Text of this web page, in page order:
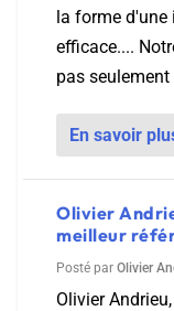
la forme
efficace....
pas seulement
En savoir
Olivier
meilleur
Posté par Olivier
Olivier